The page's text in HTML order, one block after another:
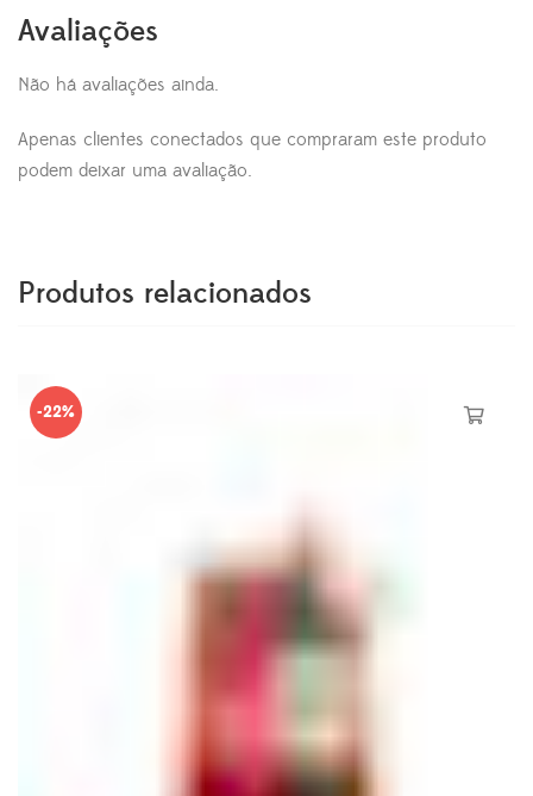
Avaliações
Não há avaliações ainda.
Apenas clientes conectados que compraram este produto
podem deixar uma avaliação.
Produtos relacionados
-22%